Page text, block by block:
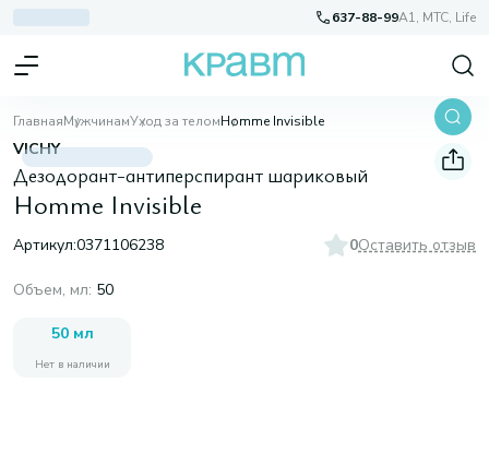
637-88-99A1, МТС, Life
ГлавнаяМужчинамУход за теломHomme Invisible
VICHY
Дезодорант-антиперспирант шариковый
Homme Invisible
Артикул:0371106238 0Оставить отзыв
Объем, мл: 50
50 мл
Нет в наличии